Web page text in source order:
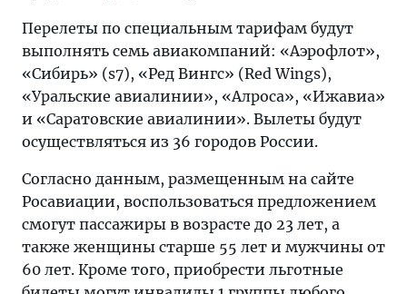
Перелеты по специальным тарифам будут
выполнять семь авиакомпаний: «Аэрофлот»,
«Сибирь» (s7), «Ред Вингс» (Red Wings),
«Уральские авиалинии», «Алроса», «Ижавиа»
и «Саратовские авиалинии». Вылеты будут
осуществляться из 36 городов России.
Согласно данным, размещенным на сайте
Росавиации, воспользоваться предложением
смогут пассажиры в возрасте до 23 лет, а
также женщины старше 55 лет и мужчины от
60 лет. Кроме того, приобрести льготные